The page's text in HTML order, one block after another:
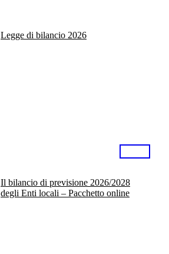
Legge di bilancio 2026
Il bilancio di previsione 2026/2028
degli Enti locali – Pacchetto online